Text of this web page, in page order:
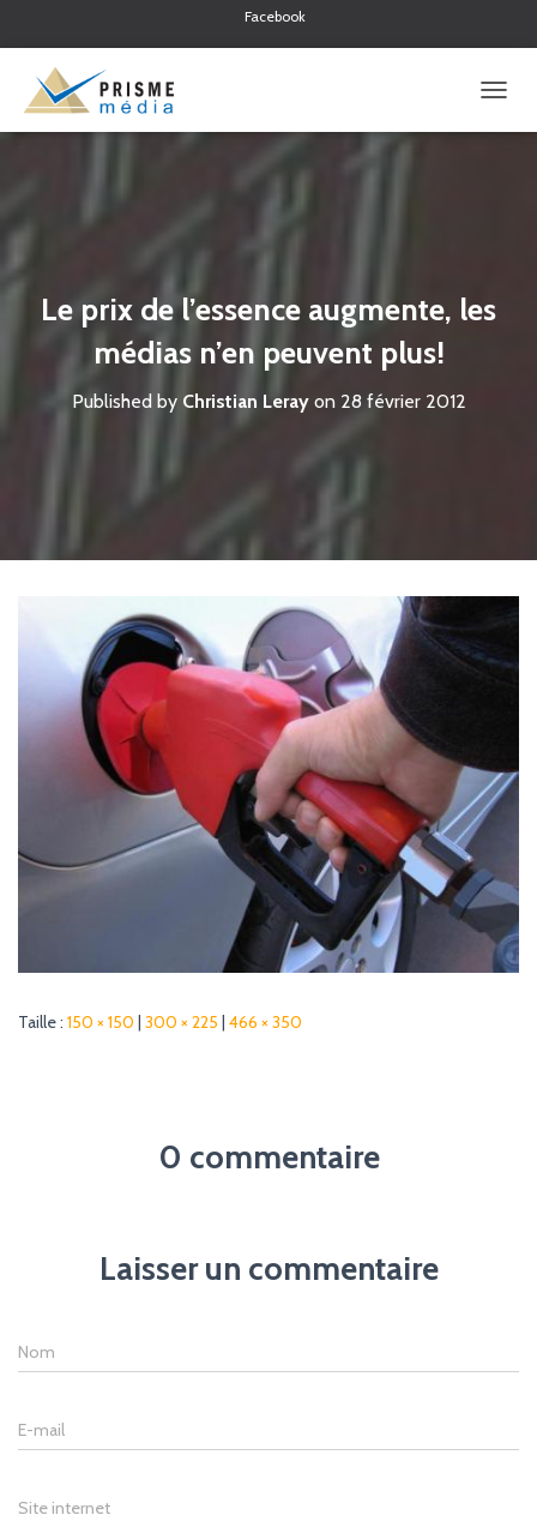
Facebook
U
R
A
N
Le prix de l’essence augmente, les
médias n’en peuvent plus!
Published by Christian Lerayon 28 février 2012
Taille : 150 × 150 | 300 × 225 | 466 × 350
0 commentaire
Laisser un commentaire
Nom
E-mail
Site internet